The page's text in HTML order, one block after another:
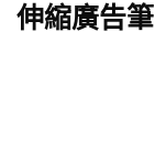
伸縮廣告筆